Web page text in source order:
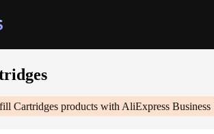
Cartridges products with AliExpress Business